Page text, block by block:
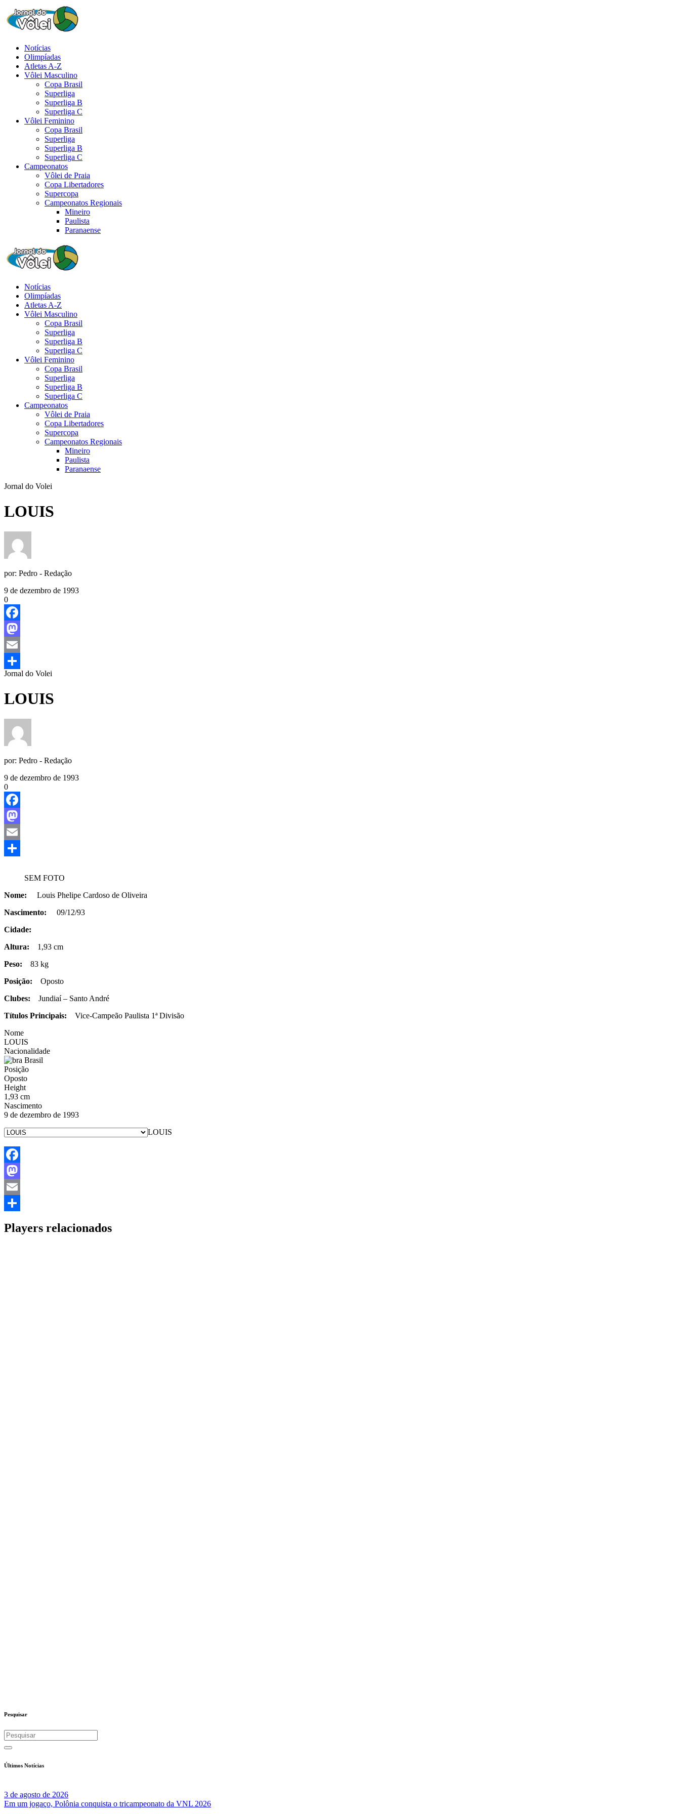
Notícias
Olimpíadas
Atletas A-Z
Vôlei Masculino
Copa Brasil
Superliga
Superliga B
Superliga C
Vôlei Feminino
Copa Brasil
Superliga
Superliga B
Superliga C
Campeonatos
Vôlei de Praia
Copa Libertadores
Supercopa
Campeonatos Regionais
Mineiro
Paulista
Paranaense
Notícias
Olimpíadas
Atletas A-Z
Vôlei Masculino
Copa Brasil
Superliga
Superliga B
Superliga C
Vôlei Feminino
Copa Brasil
Superliga
Superliga B
Superliga C
Campeonatos
Vôlei de Praia
Copa Libertadores
Supercopa
Campeonatos Regionais
Mineiro
Paulista
Paranaense
Jornal do Volei
LOUIS
por: Pedro - Redação
9 de dezembro de 1993
0
Facebook
Mastodon
Email
Share
Jornal do Volei
LOUIS
por: Pedro - Redação
9 de dezembro de 1993
0
Facebook
Mastodon
Email
SEM FOTO
Nome: Louis Phelipe Cardoso de Oliveira
Nascimento: 09/12/93
Cidade:
Altura: 1,93 cm
Peso: 83 kg
Posição: Oposto
Clubes: Jundiaí – Santo André
Títulos Principais: Vice-Campeão Paulista 1ª Divisão
Nome
LOUIS
Nacionalidade
Brasil
Posição
Oposto
Height
1,93 cm
Nascimento
9 de dezembro de 1993
LOUIS
Facebook
Mastodon
Email
Players relacionados
Pesquisar
Últimos Notícias
3 de agosto de 2026
Em um jogaço, Polônia conquista o tricampeonato da VNL 2026